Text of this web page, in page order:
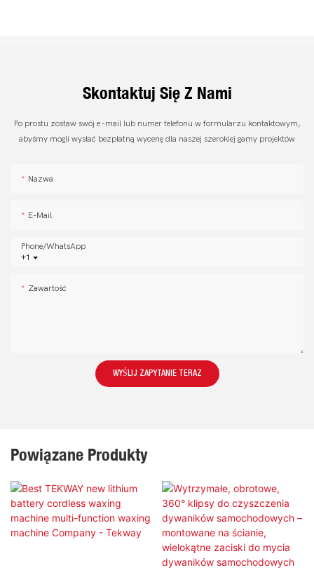
Skontaktuj Się Z Nami
Po prostu zostaw swój e -mail lub numer telefonu w formularzu kontaktowym,
abyśmy mogli wysłać bezpłatną wycenę dla naszej szerokiej gamy projektów
Nazwa
E-Mail
+1
Phone/whatsApp
Zawartość
WYŚLIJ ZAPYTANIE TERAZ
Powiązane Produkty